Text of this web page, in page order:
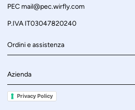
PEC mail@pec.wirfly.com
P.IVA IT03047820240
Ordini e assistenza
Azienda
Privacy Policy